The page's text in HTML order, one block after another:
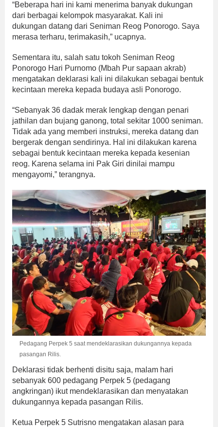
“Beberapa hari ini kami menerima banyak dukungan
dari berbagai kelompok masyarakat. Kali ini
dukungan datang dari Seniman Reog Ponorogo. Saya
merasa terharu, terimakasih,” ucapnya.
Sementara itu, salah satu tokoh Seniman Reog
Ponorogo Hari Purnomo (Mbah Pur sapaan akrab)
mengatakan deklarasi kali ini dilakukan sebagai bentuk
kecintaan mereka kepada budaya asli Ponorogo.
“Sebanyak 36 dadak merak lengkap dengan penari
jathilan dan bujang ganong, total sekitar 1000 seniman.
Tidak ada yang memberi instruksi, mereka datang dan
bergerak dengan sendirinya. Hal ini dilakukan karena
sebagai bentuk kecintaan mereka kepada kesenian
reog. Karena selama ini Pak Giri dinilai mampu
mengayomi,” terangnya.
Pedagang Perpek 5 saat mendeklarasikan dukungannya kepada
pasangan Rilis.
Deklarasi tidak berhenti disitu saja, malam hari
sebanyak 600 pedagang Perpek 5 (pedagang
angkringan) ikut mendeklarasikan dan menyatakan
dukungannya kepada pasangan Rilis.
Ketua Perpek 5 Sutrisno mengatakan alasan para